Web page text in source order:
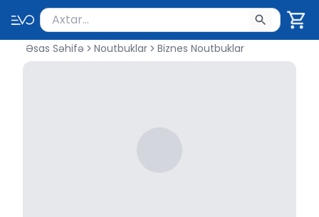
Məhsul axtar
Axtarış üçün ən azı 2 simvol yazın. Göndərmək
Əsas Səhifə Noutbuklar Biznes Noutbuklar